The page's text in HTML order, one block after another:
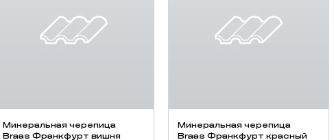
Минеральная черепица
Braas Франкфурт вишня
Минеральная черепица
Braas Франкфурт красный